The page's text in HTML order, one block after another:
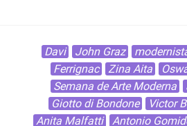
Davi John Graz
Ferrignac
Zina Aita
Semana de Arte Moderna
Giotto di Bondone
Victor
Anita Malfatti
Antonio